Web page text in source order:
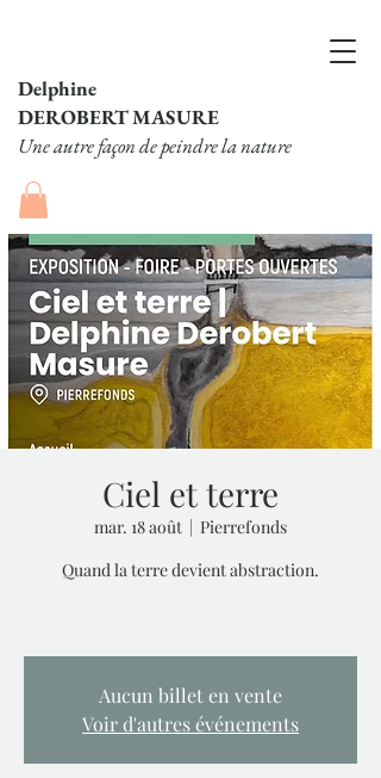
Delphine
DEROBERT MASURE
Une autre façon de peindre la nature
Ciel et terre
mar. 18 août
  |
Pierrefonds
Quand la terre devient abstraction.
Aucun billet en vente
Voir d'autres événements